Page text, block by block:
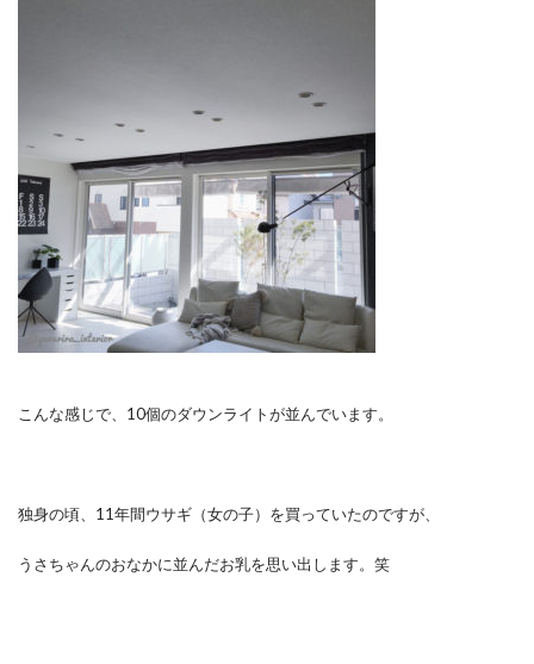
こんな感じで、10個のダウンライトが並んでいます。
独身の頃、11年間ウサギ（女の子）を買っていたのですが、
うさちゃんのおなかに並んだお乳を思い出します。笑